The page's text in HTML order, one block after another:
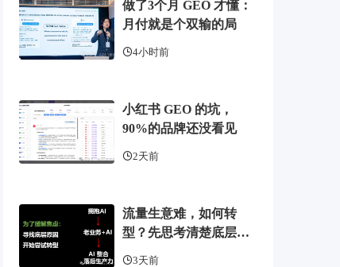
做了3个月 GEO 才懂：
月付就是个双输的局
4小时前
小红书 GEO 的坑，
90%的品牌还没看见
2天前
流量生意难，如何转
型？先思考清楚底层逻
3天前